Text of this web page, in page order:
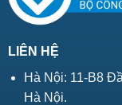
LIÊN HỆ
Hà Nội: 11-B8
Hà Nội.